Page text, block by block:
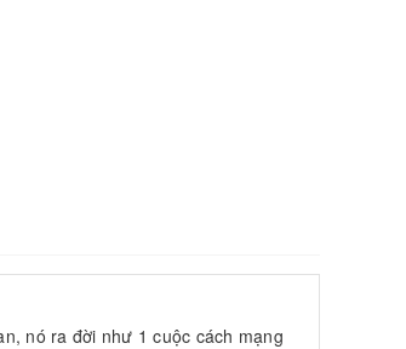
nó ra đời như 1 cuộc cách mạng